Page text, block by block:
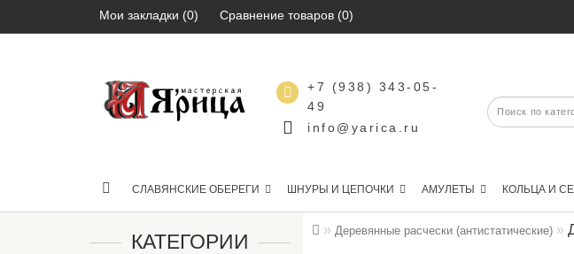
Мои закладки (0) Сравнение товаров (0)
+7 (938) 343-05-
49
info@yarica.ru
СЛАВЯНСКИЕ ОБЕРЕГИ ШНУРЫ И ЦЕПОЧКИ АМУЛЕТЫ КОЛЬЦА И
КАТЕГОРИИ Деревянные расчески (антистатические)